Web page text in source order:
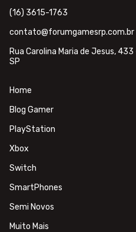
(16) 3615-1763
contato@forumgamesrp.com.br
Rua Carolina Maria de Jesus,
SP
Home
Blog Gamer
PlayStation
Xbox
Switch
SmartPhones
Semi Novos
Muito Mais